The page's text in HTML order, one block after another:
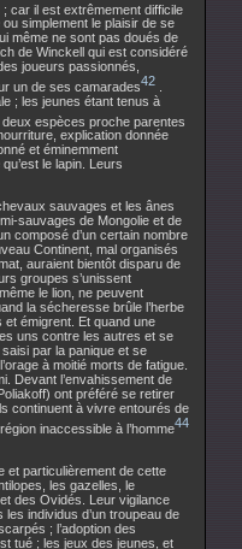
; car il est extrêmement difficile
simplement le plaisir de se
même ne sont pas doués de
de Winckell qui est considéré
joueurs passionnés,
un de ses camarades42
; les jeunes étant tenus à
espèces proche parentes
explication donnée
et éminemment
le lapin. Leurs
sauvages et les ânes
sauvages de Mongolie et de
composé d’un certain nombre
Continent, mal organisés
auraient bientôt disparu de
groupes s’unissent
le lion, ne peuvent
la sécheresse brûle l’herbe
émigrent. Et quand une
uns contre les autres et se
par la panique et se
à moitié morts de fatigue.
Devant l’envahissement de
ont préféré se retirer
continuent à vivre entourés de
inaccessible à l’homme44
et particulièrement de cette
les gazelles, le
des Ovidés. Leur vigilance
individus d’un troupeau de
; l’adoption des
tué ; les jeux des jeunes, et